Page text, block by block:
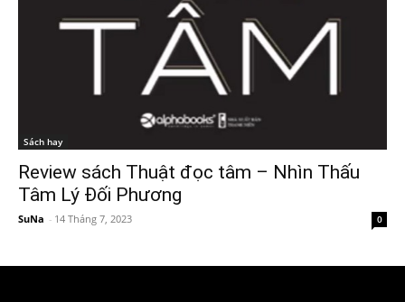
Sách hay
Review sách Thuật đọc tâm – Nhìn Thấu
Tâm Lý Đối Phương
SuNa - 14 Tháng 7, 2023 0